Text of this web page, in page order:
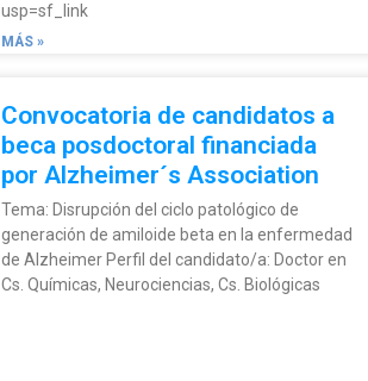
usp=sf_link
MÁS »
Convocatoria de candidatos a
beca posdoctoral financiada
por Alzheimer´s Association
Tema: Disrupción del ciclo patológico de
generación de amiloide beta en la enfermedad
de Alzheimer Perfil del candidato/a: Doctor en
Cs. Químicas, Neurociencias, Cs. Biológicas